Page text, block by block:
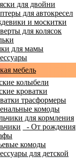
для двойни
для автокресел
и москитки
для колясок
для мамы
мебель
колыбели
кроватки
трасформеры
комоды
для кормления
- От рождения
комоды
для детской